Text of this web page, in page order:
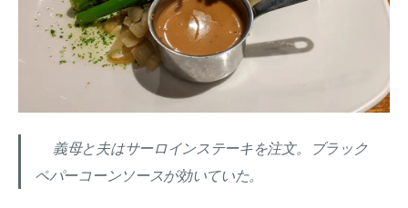
義母と夫はサーロインステーキを注文。ブラック
ペパーコーンソースが効いていた。